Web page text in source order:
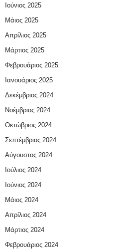
Ιούνιος 2025
Μάιος 2025
Απρίλιος 2025
Μάρτιος 2025
Φεβρουάριος 2025
Ιανουάριος 2025
Δεκέμβριος 2024
Νοέμβριος 2024
Οκτώβριος 2024
Σεπτέμβριος 2024
Αύγουστος 2024
Ιούλιος 2024
Ιούνιος 2024
Μάιος 2024
Απρίλιος 2024
Μάρτιος 2024
Φεβρουάριος 2024